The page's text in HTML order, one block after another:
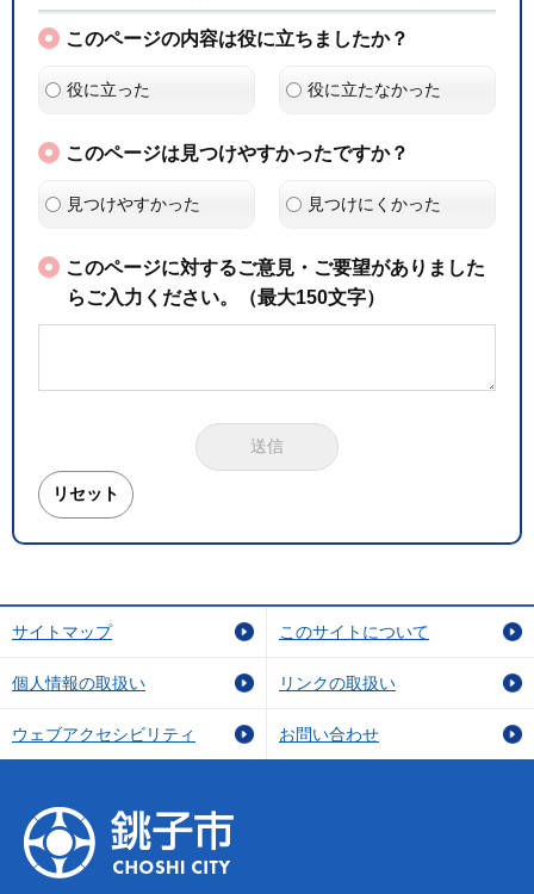
このページの内容は役に立ちましたか？
役に立った 役に立たなかった
このページは見つけやすかったですか？
見つけやすかった 見つけにくかった
このページに対するご意見・ご要望がありました
らご入力ください。（最大150文字）
サイトマップ このサイトについて
個人情報の取扱い リンクの取扱い
ウェブアクセシビリティ お問い合わせ